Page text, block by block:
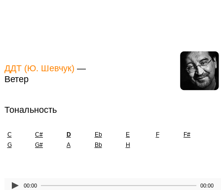
ДДТ (Ю. Шевчук) —
Ветер
Тональность
C C# D Eb E F
F#
G
G# A Bb H
00:00 00:00